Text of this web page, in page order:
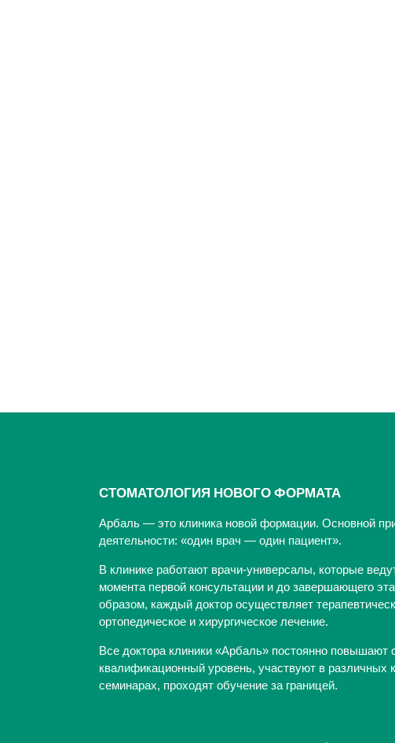
СТОМАТОЛОГИЯ НОВОГО ФОРМАТА
Арбаль — это клиника новой формации. Основной
деятельности: «один врач — один пациент».
В клинике работают врачи-универсалы, которые
момента первой консультации и до завершающего
образом, каждый доктор осуществляет
ортопедическое и хирургическое лечение.
Все доктора клиники «Арбаль» постоянно повышают
квалификационный уровень, участвуют в различных
семинарах, проходят обучение за границей.